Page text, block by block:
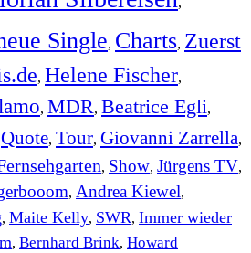
Single, Charts, Zuerst
, Helene Fischer,
, MDR, Beatrice Egli,
Quote, Tour, Giovanni Zarrella,
, Show, Jürgens TV,
, Andrea Kiewel,
, Maite Kelly, SWR, Immer wieder
, Bernhard Brink, Howard